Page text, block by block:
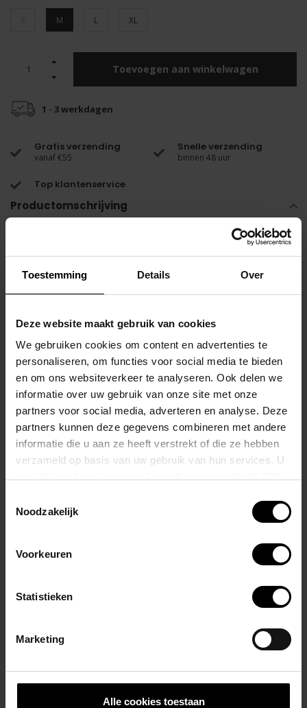
Toestemming Details Over
Deze website maakt gebruik van cookies
We gebruiken cookies om content en advertenties te
personaliseren, om functies voor social media te bieden
en om ons websiteverkeer te analyseren. Ook delen we
informatie over uw gebruik van onze site met onze
partners voor social media, adverteren en analyse. Deze
partners kunnen deze gegevens combineren met andere
informatie die u aan ze heeft verstrekt of die ze hebben
verzameld op basis van uw gebruik van hun services. U
Noodzakelijk
Voorkeuren
Statistieken
Marketing
Alle cookies toestaan
M L XL
Toevoegen aan winkelwagen
1 - 3 werkdagen
Gratis verzending
vanaf €55
Snelle verzending
binnen 48 uur
Top klantenservice
Productomschrijving
De HUBBA slip met lage taille, van het merk STUD, straalt in een
aan het ontwerp.
Een opvallend kenmerk van deze slip is het voorgevormde zakje,
dat subtiel je natuurlijke vorm accentueert.+
Dit detail voegt niet alleen een esthetisch aspect toe, maar zorgt ook
voor extra comfort en ondersteuning.
van elegantie.